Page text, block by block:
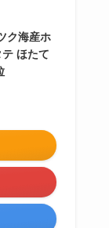
ク海産ホ
ほたて